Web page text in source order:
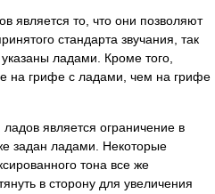
является то, что они позволяют
стандарта звучания, так
ладами. Кроме того,
на грифе с ладами, чем на грифе
является ограничение в
задан ладами. Некоторые
тона все же
в сторону для увеличения